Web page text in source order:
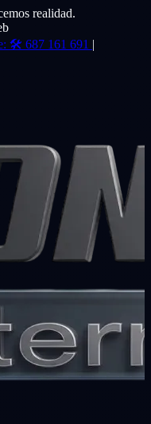
realidad.
🛠️ 687 161 691 |